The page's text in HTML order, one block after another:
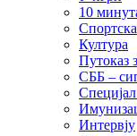
10
Култура
Путоказ
СББ –
Интервју